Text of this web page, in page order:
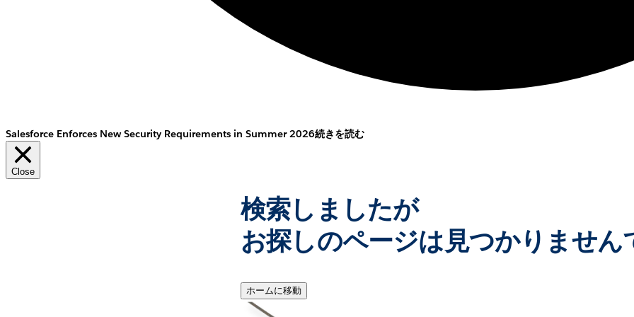
Salesforce Enforces New Security Requirements in Summer 2026続きを読む
Close
検索しましたが
お探しのページは見つかりません
ホームに移動